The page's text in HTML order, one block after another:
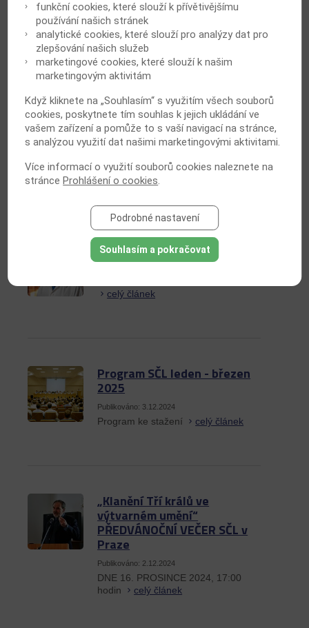
Publikováno: 26.1.2025
DNE 10. ÚNORA 2025, 17:00 hodin
celý článek
KUKULŮV VEČER
Publikováno: 19.1.2025
celý článek
KLAUSŮV VEČER
celý článek
Program SČL leden - březen
2025
Publikováno: 3.12.2024
Program ke stažení celý článek
„Klanění Tří králů ve
výtvarném umění“
PŘEDVÁNOČNÍ VEČER SČL v
Praze
Publikováno: 2.12.2024
DNE 16. PROSINCE 2024, 17:00
hodin
celý článek
funkční cookies, které slouží k přívětivějšímu
používání našich stránek
analytické cookies, které slouží pro analýzy dat pro
zlepšování našich služeb
marketingové cookies, které slouží k našim
marketingovým aktivitám
Když kliknete na „Souhlasím“ s využitím všech souborů
cookies, poskytnete tím souhlas k jejich ukládání ve
vašem zařízení a pomůže to s vaší navigací na stránce,
s analýzou využití dat našimi marketingovými aktivitami.
Více informací o využití souborů cookies naleznete na
stránceProhlášení o cookies
Podrobné nastavení
Souhlasím a pokračovat